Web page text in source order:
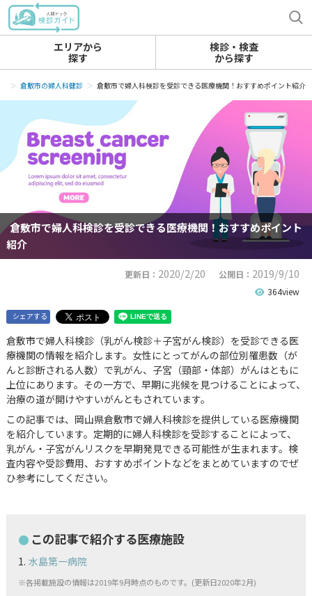
エリアから
探す
検診・検査
から探す
倉敷市の婦人科健診 倉敷市で婦人科検診を受診できる医療機関！おすすめポイント紹介
倉敷市で婦人科検診を受診できる医療機関！おすすめポイント
紹介
更新日： 2020/2/20 公開日： 2019/9/10
364view
シェアする
倉敷市で婦人科検診（乳がん検診＋子宮がん検診）を受診できる医
療機関の情報を紹介します。女性にとってがんの部位別罹患数（が
んと診断される人数）で乳がん、子宮（頸部・体部）がんはともに
上位にあります。その一方で、早期に兆候を見つけることによって、
治療の道が開けやすいがんともされています。
この記事では、岡山県倉敷市で婦人科検診を提供している医療機関
を紹介しています。定期的に婦人科検診を受診することによって、
乳がん・子宮がんリスクを早期発見できる可能性が生まれます。検
査内容や受診費用、おすすめポイントなどをまとめていますのでぜ
ひ参考にしてください。
この記事で紹介する医療施設
水島第一病院
※各掲載施設の情報は2019年9月時点のものです。(更新日2020年2月)